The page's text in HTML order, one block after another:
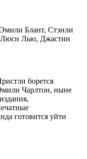
Блант, Стэнли
Люси Лью, Джастин
борется
Чарлтон, ныне
готовится уйти